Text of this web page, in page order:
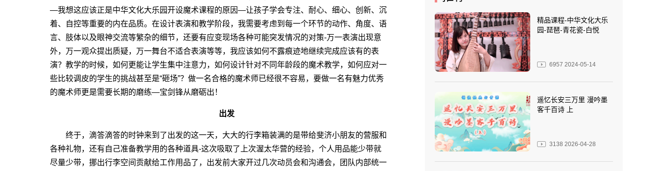
―我想这应该正是中华文化大乐园开设魔术课程的原因―让孩子学会专注、耐心、细心、创新、沉
着、自控等重要的内在品质。在设计表演和教学阶段，我需要考虑到每一个环节的动作、角度、语
言、肢体以及眼神交流等繁杂的细节，还要有应变现场各种可能突发情况的对策-万一表演出现意
外，万一观众提出质疑，万一舞台不适合表演等等，我应该如何不露痕迹地继续完成应该有的表
演？教学的时候，如何更能让学生集中注意力，如何设计针对不同年龄段的魔术教学，如何应对一
些比较调皮的学生的挑战甚至是“砸场”？做一名合格的魔术师已经很不容易，要做一名有魅力优秀
的魔术师更是需要长期的磨练―宝剑锋从磨砺出！
出发
终于，滴答滴答的时钟来到了出发的这一天，大大的行李箱装满的是带给斐济小朋友的营服和
各种礼物，还有自己准备教学用的各种道具-这次吸取了上次渥太华营的经验，个人用品能少带就
尽量少带，挪出行李空间贡献给工作用品了，出发前大家开过几次动员会和沟通会，团队内部统一
精品课程-中华文化大乐
园-琵琶-青花瓷-白悦
6957 2024-05-14
遥忆长安三万里 漫吟墨
客千百诗 上
3138 2026-04-28